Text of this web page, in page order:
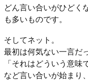
どん言い合いがひどく
も多いものです。
そしてネット。
最初は何気ない一言だ
「それはどういう意味
など言い合いが始まり